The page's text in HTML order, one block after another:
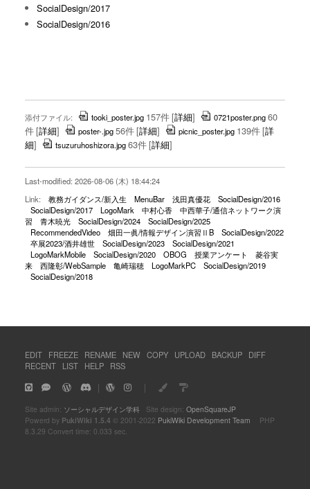
SocialDesign/2017
SocialDesign/2016
添付ファイル: tooki_poster.jpg 157件[詳細] 0721poster.png60
件[詳細] poster-.jpg56件[詳細] picnic_poster.jpg 139件[詳
細] tsuzuruhoshizora.jpg63件[詳細]
Last-modified: 2026-08-06 (木) 18:44:24
Link:
教務ガイダンス/新入生 MenuBar 浅田真優花
SocialDesign/2016
SocialDesign/2017
LogoMark 中村心香
中西華子/通信ネットワーク演
習
青木暁光 SocialDesign/2024
SocialDesign/2025
RecommendedVideo
畑田一眞/情報デザイン演習ⅡB
SocialDesign/2022
卒展2023/酒井雄世
SocialDesign/2023
SocialDesign/2021
LogoMarkMobile
SocialDesign/2020 OBOG 授業アンケート
菱谷実
来
西隆彰/WebSample 亀崎瑞穂 LogoMarkPC
SocialDesign/2019
SocialDesign/2018
EDIT FREEZE RENAME NEW COPY UPLOAD BACKUP
DIFF
RECENT
LIST HELP RSS
｜ ｜
Site admin: ソーシャルデザイン学科Site design: OpenSquareJP
Powerd by PukiWiki 1.5.4 © 2001-2022 PukiWiki Development Team PHP
8.3.29 Convert time: 0.033 sec.